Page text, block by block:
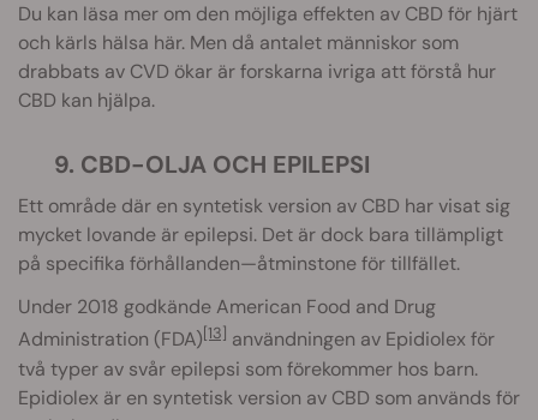
Du kan läsa mer om den möjliga effekten av CBD för hjärt
och kärls hälsa här. Men då antalet människor som
drabbats av CVD ökar är forskarna ivriga att förstå hur
CBD kan hjälpa.
9. CBD-OLJA OCH EPILEPSI
Ett område där en syntetisk version av CBD har visat sig
mycket lovande är epilepsi. Det är dock bara tillämpligt
på specifika förhållanden—åtminstone för tillfället.
Under 2018 godkände American Food and Drug
Administration (FDA)[13] användningen av Epidiolex för
två typer av svår epilepsi som förekommer hos barn.
Epidiolex är en syntetisk version av CBD som används för